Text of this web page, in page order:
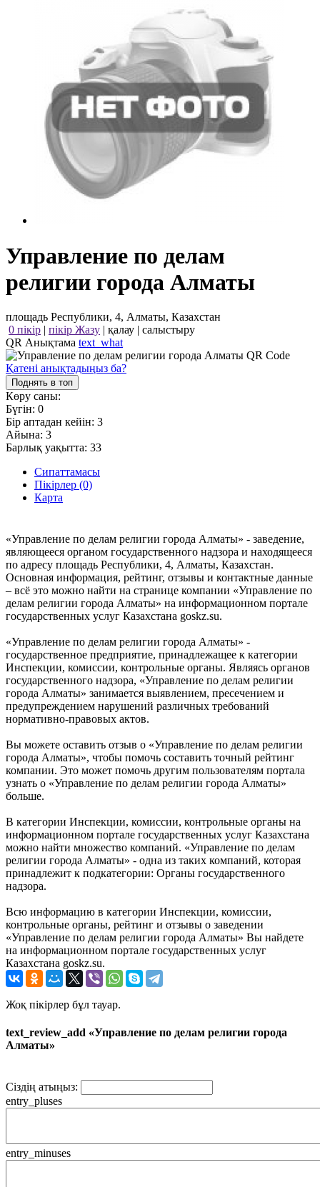
Управление по делам
религии города Алматы
площадь Республики, 4, Алматы, Казахстан
0 пікір | пікір Жазу | қалау | салыстыру
QR Анықтама text_what
Қатені анықтадыңыз ба?
Поднять в топ
Көру саны:
Бүгін: 0
Бір аптадан кейін: 3
Айына: 3
Барлық уақытта: 33
Сипаттамасы
Пікірлер (0)
Карта
«Управление по делам религии города Алматы» - заведение,
являющееся органом государственного надзора и находящееся
по адресу площадь Республики, 4, Алматы, Казахстан.
Основная информация, рейтинг, отзывы и контактные данные
– всё это можно найти на странице компании «Управление по
делам религии города Алматы» на информационном портале
государственных услуг Казахстана goskz.su.
«Управление по делам религии города Алматы» -
государственное предприятие, принадлежащее к категории
Инспекции, комиссии, контрольные органы. Являясь органов
государственного надзора, «Управление по делам религии
города Алматы» занимается выявлением, пресечением и
предупреждением нарушений различных требований
нормативно-правовых актов.
Вы можете оставить отзыв о «Управление по делам религии
города Алматы», чтобы помочь составить точный рейтинг
компании. Это может помочь другим пользователям портала
узнать о «Управление по делам религии города Алматы»
больше.
В категории Инспекции, комиссии, контрольные органы на
информационном портале государственных услуг Казахстана
можно найти множество компаний. «Управление по делам
религии города Алматы» - одна из таких компаний, которая
принадлежит к подкатегории: Органы государственного
надзора.
Всю информацию в категории Инспекции, комиссии,
контрольные органы, рейтинг и отзывы о заведении
«Управление по делам религии города Алматы» Вы найдете
на информационном портале государственных услуг
Казахстана goskz.su.
Жоқ пікірлер бұл тауар.
text_review_add «Управление по делам религии города
Алматы»
Сіздің атыңыз:
entry_pluses
entry_minuses